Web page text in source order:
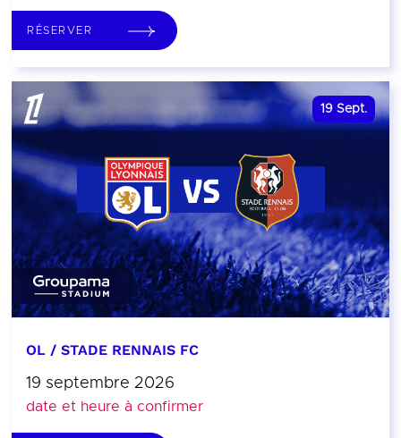
RÉSERVER
19 Sept.
OL / STADE RENNAIS FC
19 septembre 2026
date et heure à confirmer